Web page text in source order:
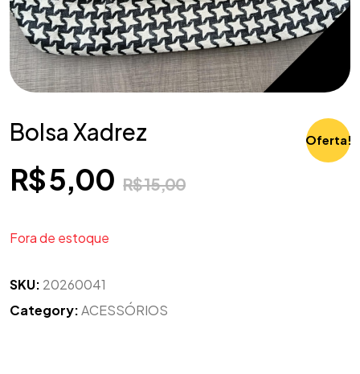
Oferta!
Bolsa Xadrez
R$15,00
R$5,00
Fora de estoque
SKU: 20260041
Category:ACESSÓRIOS